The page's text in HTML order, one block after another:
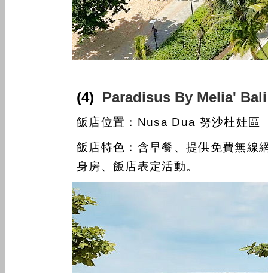
(4) Paradisus By Melia'
飯店位置：Nusa Dua 努沙杜娃區
飯店特色：含早餐、提供免費無線
身房、飯店表定活動。